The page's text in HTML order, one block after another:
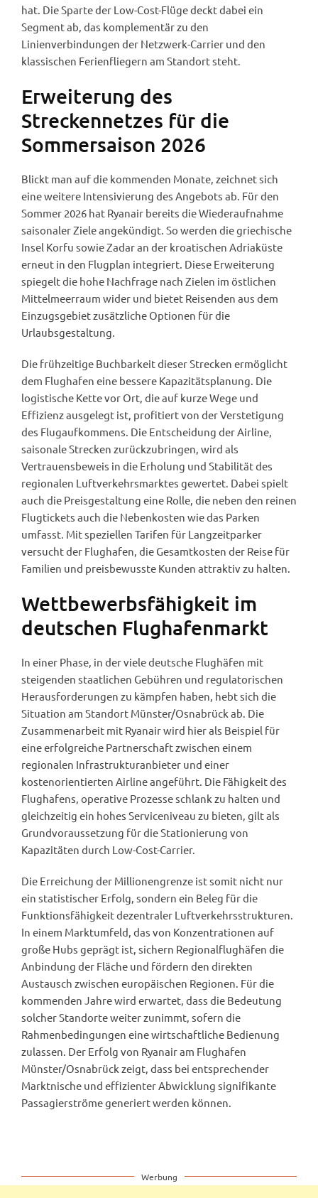
hat. Die Sparte der Low-Cost-Flüge deckt dabei ein
Segment ab, das komplementär zu den
Linienverbindungen der Netzwerk-Carrier und den
klassischen Ferienfliegern am Standort steht.
Erweiterung des
Streckennetzes für die
Sommersaison 2026
Blickt man auf die kommenden Monate, zeichnet sich
eine weitere Intensivierung des Angebots ab. Für den
Sommer 2026 hat Ryanair bereits die Wiederaufnahme
saisonaler Ziele angekündigt. So werden die griechische
Insel Korfu sowie Zadar an der kroatischen Adriaküste
erneut in den Flugplan integriert. Diese Erweiterung
spiegelt die hohe Nachfrage nach Zielen im östlichen
Mittelmeerraum wider und bietet Reisenden aus dem
Einzugsgebiet zusätzliche Optionen für die
Urlaubsgestaltung.
Die frühzeitige Buchbarkeit dieser Strecken ermöglicht
dem Flughafen eine bessere Kapazitätsplanung. Die
logistische Kette vor Ort, die auf kurze Wege und
Effizienz ausgelegt ist, profitiert von der Verstetigung
des Flugaufkommens. Die Entscheidung der Airline,
saisonale Strecken zurückzubringen, wird als
Vertrauensbeweis in die Erholung und Stabilität des
regionalen Luftverkehrsmarktes gewertet. Dabei spielt
auch die Preisgestaltung eine Rolle, die neben den reinen
Flugtickets auch die Nebenkosten wie das Parken
umfasst. Mit speziellen Tarifen für Langzeitparker
versucht der Flughafen, die Gesamtkosten der Reise für
Familien und preisbewusste Kunden attraktiv zu halten.
Wettbewerbsfähigkeit im
deutschen Flughafenmarkt
In einer Phase, in der viele deutsche Flughäfen mit
steigenden staatlichen Gebühren und regulatorischen
Herausforderungen zu kämpfen haben, hebt sich die
Situation am Standort Münster/Osnabrück ab. Die
Zusammenarbeit mit Ryanair wird hier als Beispiel für
eine erfolgreiche Partnerschaft zwischen einem
regionalen Infrastrukturanbieter und einer
kostenorientierten Airline angeführt. Die Fähigkeit des
Flughafens, operative Prozesse schlank zu halten und
gleichzeitig ein hohes Serviceniveau zu bieten, gilt als
Grundvoraussetzung für die Stationierung von
Kapazitäten durch Low-Cost-Carrier.
Die Erreichung der Millionengrenze ist somit nicht nur
ein statistischer Erfolg, sondern ein Beleg für die
Funktionsfähigkeit dezentraler Luftverkehrsstrukturen.
In einem Marktumfeld, das von Konzentrationen auf
große Hubs geprägt ist, sichern Regionalflughäfen die
Anbindung der Fläche und fördern den direkten
Austausch zwischen europäischen Regionen. Für die
kommenden Jahre wird erwartet, dass die Bedeutung
solcher Standorte weiter zunimmt, sofern die
Rahmenbedingungen eine wirtschaftliche Bedienung
zulassen. Der Erfolg von Ryanair am Flughafen
Münster/Osnabrück zeigt, dass bei entsprechender
Marktnische und effizienter Abwicklung signifikante
Passagierströme generiert werden können.
Werbung